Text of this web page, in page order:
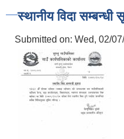
स्थानीय विदा सम्बन्धी
Submitted on: Wed, 02/